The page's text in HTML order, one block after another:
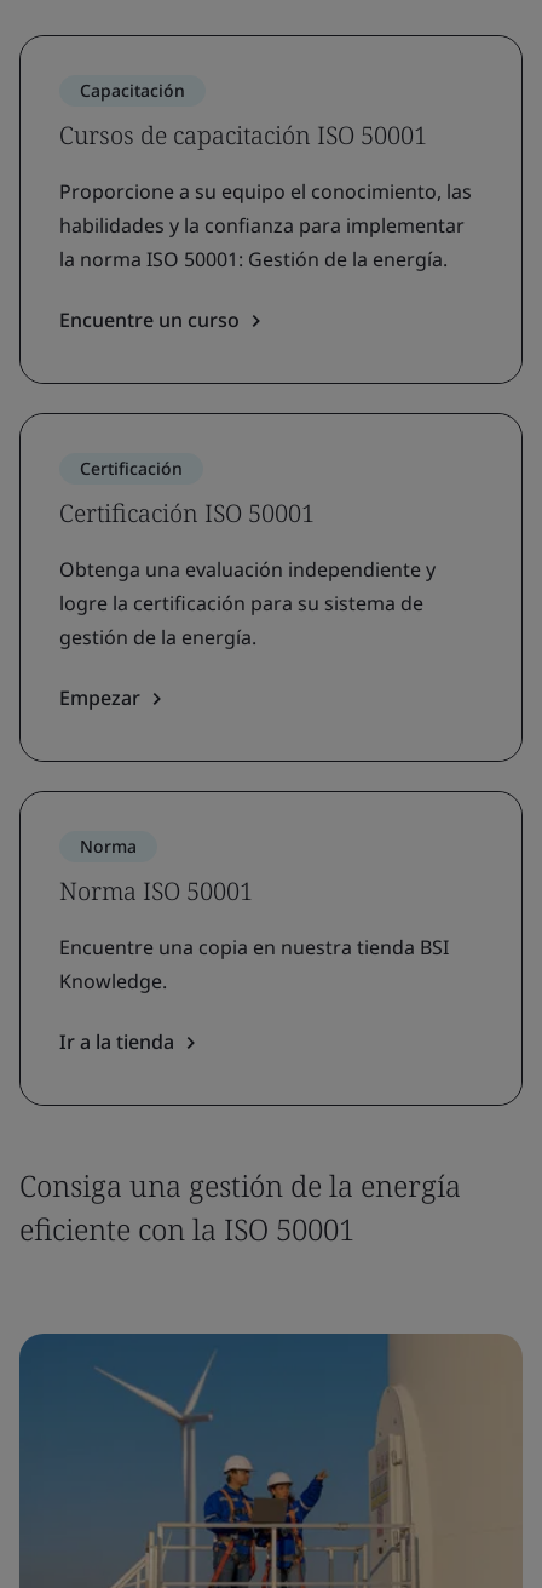
Capacitación
Cursos de capacitación ISO 50001
Proporcione a su equipo el conocimiento, las
habilidades y la confianza para implementar
la norma ISO 50001: Gestión de la energía.
Encuentre un curso
Certificación
Certificación ISO 50001
Obtenga una evaluación independiente y
logre la certificación para su sistema de
gestión de la energía.
Empezar
Norma
Norma ISO 50001
Encuentre una copia en nuestra tienda BSI
Knowledge.
Ir a la tienda
Consiga una gestión de la energía
eficiente con la ISO 50001